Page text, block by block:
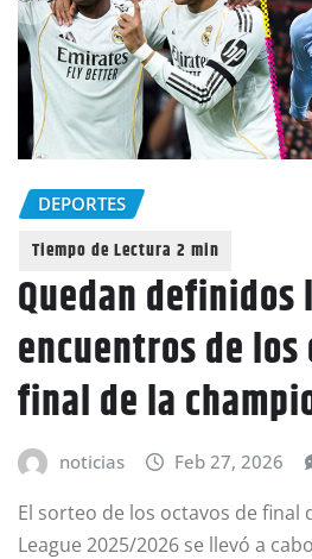
DEPORTES
Quedan definidos
encuentros de los
final de la
noticias Feb 27, 2026
El sorteo de los octavos de final
League 2025/2026 se llevó a